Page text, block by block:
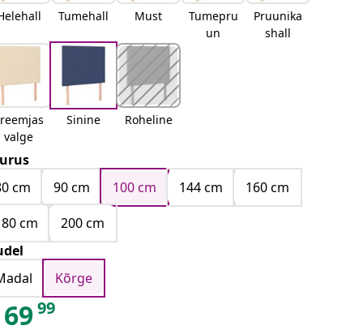
Tumehall Must
Tumepru
un
Pruunika
shall
valge
Sinine Roheline
cm
90 cm 100 cm 144 cm
160 cm
cm
200 cm
Kõrge
6999